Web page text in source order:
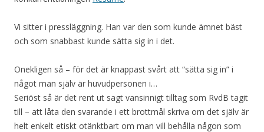
Vi sitter i pressläggning. Han var den som kunde ämnet bäst
och som snabbast kunde sätta sig in i det.
Onekligen så – för det är knappast svårt att “sätta sig in” i
något man själv är huvudpersonen i…
Seriöst så är det rent ut sagt vansinnigt tilltag som RvdB tagit
till – att låta den svarande i ett brottmål skriva om det själv är
helt enkelt etiskt otänktbart om man vill behålla någon som